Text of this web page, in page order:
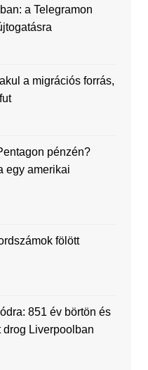
a Telegramon
a migrációs forrás,
pénzén?
egy amerikai
fölött
851 év börtön és
Liverpoolban